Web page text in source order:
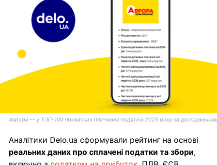
Аврора — у ТОП-100 приватних платників податків 2025 року за
Аналітики Delo.ua сформували рейтинг на основі
реальних даних про сплачені податки та збори,